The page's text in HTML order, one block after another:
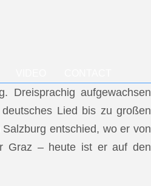
Dreisprachig aufgewachsen
Lied bis zu großen
entschied, wo er von
Graz – heute ist er auf den